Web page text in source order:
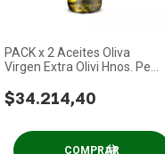
PACK x 2 Aceites Oliva
Virgen Extra Olivi Hnos. Pet
$34.214,40